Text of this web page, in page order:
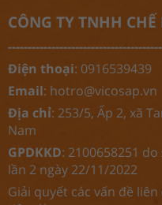
CÔNG TY TNHH
Điện thoại: 0916539439
Email: hotro@vicosap.vn
Địa chỉ: 253/5, Ấp 2, xã
Nam
GPDKKD: 2100658251
lần 2 ngày 22/11/2022
Giải quyết các vấn đề